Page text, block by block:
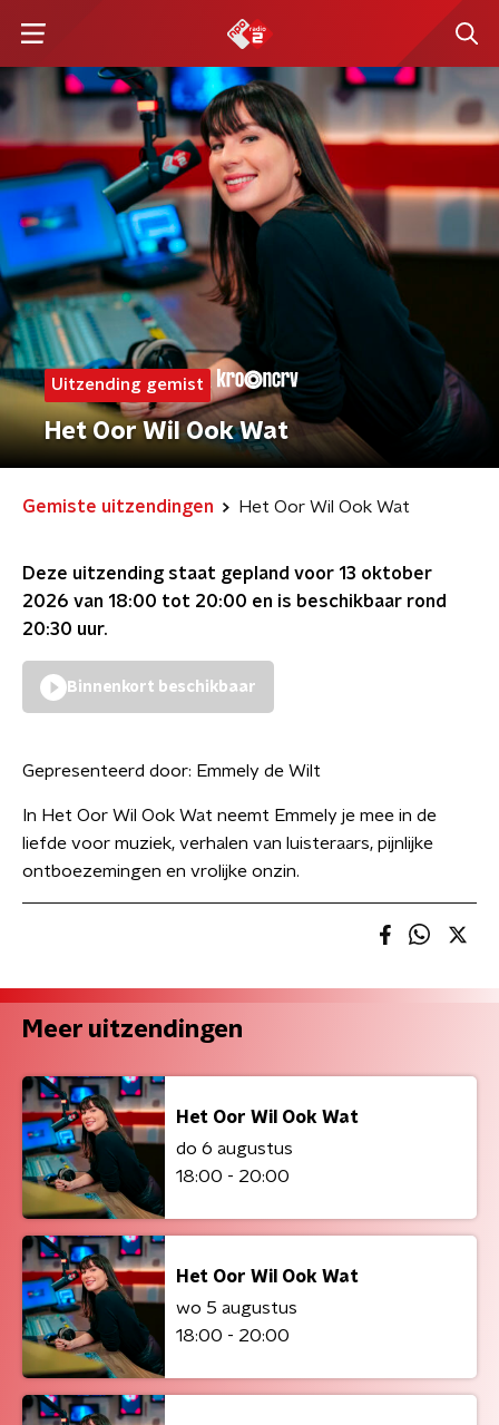
Uitzending gemist
Het Oor Wil Ook Wat
Gemiste uitzendingen Het Oor Wil Ook Wat
Deze uitzending staat gepland voor 13 oktober
2026 van 18:00 tot 20:00 en is beschikbaar rond
20:30 uur.
Binnenkort beschikbaar
Gepresenteerd door: Emmely de Wilt
In Het Oor Wil Ook Wat neemt Emmely je mee in de
liefde voor muziek, verhalen van luisteraars, pijnlijke
ontboezemingen en vrolijke onzin.
Meer uitzendingen
Het Oor Wil Ook Wat
do 6 augustus
18:00 - 20:00
Het Oor Wil Ook Wat
wo 5 augustus
18:00 - 20:00